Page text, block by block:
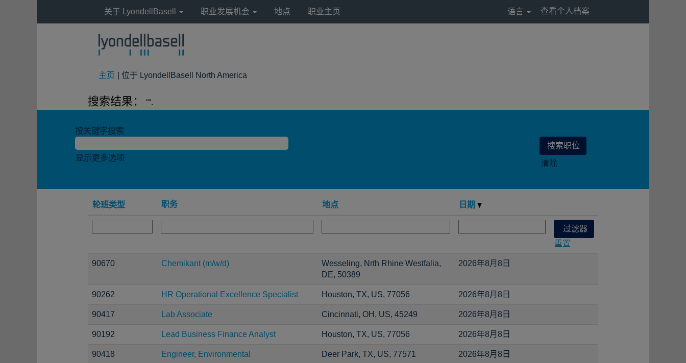
关于 LyondellBasell 职业发展机会 地点 职业主页 语言 查看个人档案
主页 位于 LyondellBasell North America
面）
搜索结果： "".
按关键字搜索
显示更多选项
清除
轮班类型 职务 地点 日期
重置
90670 Chemikant (m/w/d)
Wesseling, Nrth Rhine Westfalia,
DE, 50389
2026年8月8日
90262 HR Operational Excellence Specialist Houston, TX, US, 77056 2026年8月8日
90417 Lab Associate Cincinnati, OH, US, 45249 2026年8月8日
90192 Lead Business Finance Analyst Houston, TX, US, 77056 2026年8月8日
90418 Engineer, Environmental Deer Park, TX, US, 77571 2026年8月8日